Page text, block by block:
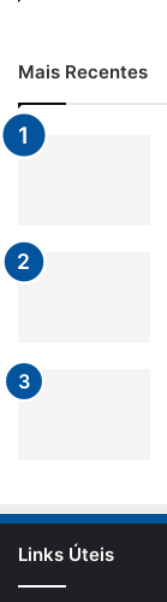
Mais Recentes
Links Úteis